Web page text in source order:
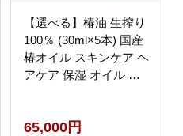
【選べる】椿油 生搾り
100％ (30ml×5本) 国産
椿オイル スキンケア ヘ
アケア 保湿 オイル て
65,000円